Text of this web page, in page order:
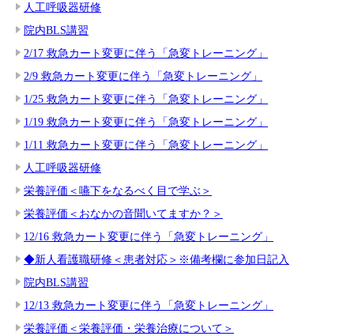
人工呼吸器研修
院内BLS講習
2/17 救急カート変更に伴う「急変トレーニング」
2/9 救急カート変更に伴う「急変トレーニング」
1/25 救急カート変更に伴う「急変トレーニング」
1/19 救急カート変更に伴う「急変トレーニング」
1/11 救急カート変更に伴う「急変トレーニング」
人工呼吸器研修
栄養評価＜嚥下をなるべく目で学ぶ＞
栄養評価＜おなかの音聞いてますか？＞
12/16 救急カート変更に伴う「急変トレーニング」
◆新人看護職研修＜患者対応＞※備考欄に参加日記入
院内BLS講習
12/13 救急カート変更に伴う「急変トレーニング」
栄養評価＜栄養評価・栄養治療について＞